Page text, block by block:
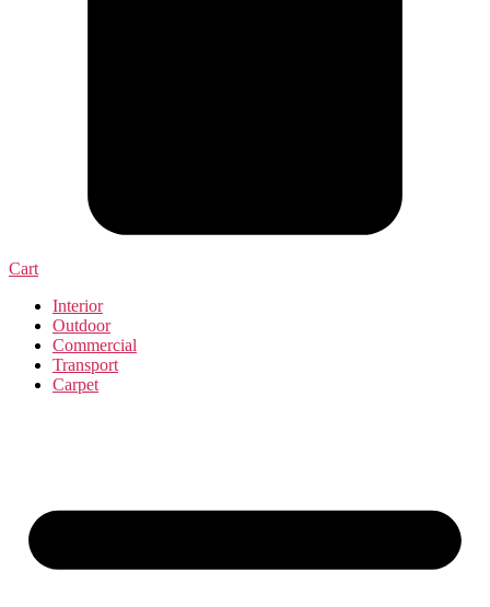
Cart
Interior
Outdoor
Commercial
Transport
Carpet